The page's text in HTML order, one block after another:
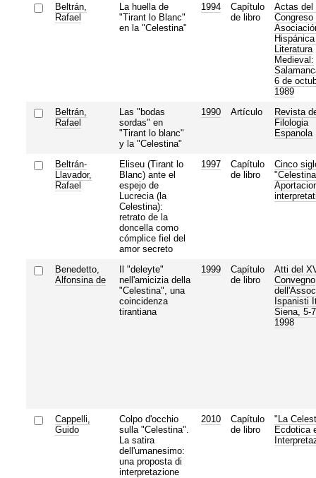
Beltrán,
Rafael
La huella de
"Tirant lo Blanc"
en la "Celestina"
1994
Capítulo
de libro
Actas del
Congreso
Literatura
Medieval:
6 de
1989
Beltrán,
Rafael
Las "bodas
sordas" en
"Tirant lo blanc"
y la "Celestina"
1990 Artículo
Revista
Filologia
Espanola
Beltrán-
Llavador,
Rafael
Eliseu (Tirant lo
Blanc) ante el
espejo de
Lucrecia (la
Celestina):
retrato de la
doncella como
cómplice fiel del
amor secreto
1997
Capítulo
de libro
Cinco
Benedetto,
Alfonsina de
Il "deleyte"
nell'amicizia della
"Celestina", una
coincidenza
tirantiana
1999
Capítulo
de libro
Atti del
Convegno
Ispanisti
Siena, 5-
1998
Cappelli,
Guido
Colpo d'occhio
sulla "Celestina".
La satira
dell'umanesimo:
una proposta di
interpretazione
2010
Capítulo
de libro
"La
Ecdotica